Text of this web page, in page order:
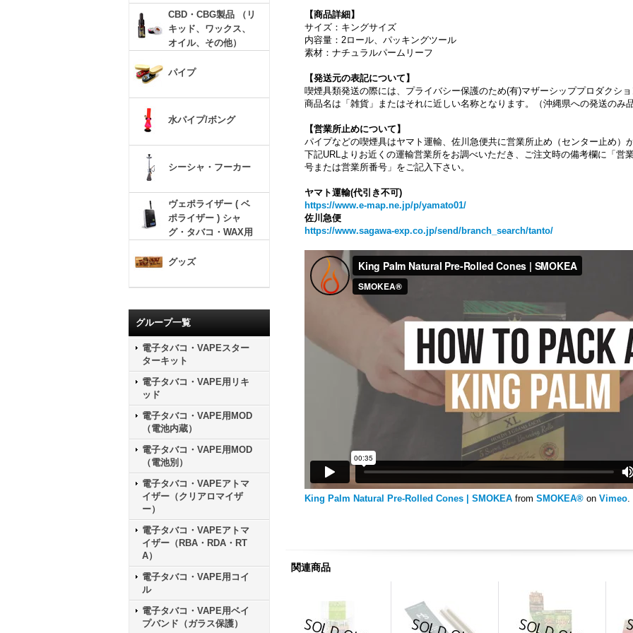
CBD・CBG製品 （リ
キッド、ワックス、
オイル、その他）
パイプ
水パイプ/ボング
シーシャ・フーカー
ヴェポライザー ( ベ
ポライザー ) シャ
グ・タバコ・WAX用
グッズ
グループ一覧
電子タバコ・VAPEスター
ターキット
電子タバコ・VAPE用リキ
ッド
電子タバコ・VAPE用MOD
（電池内蔵）
電子タバコ・VAPE用MOD
（電池別）
電子タバコ・VAPEアトマ
イザー（クリアロマイザ
ー）
電子タバコ・VAPEアトマ
イザー（RBA・RDA・RT
A）
電子タバコ・VAPE用コイ
ル
電子タバコ・VAPE用ベイ
プバンド（ガラス保護）
【商品詳細】
サイズ：キングサイズ
内容量：2ロール、パッキングツール
素材：ナチュラルパームリーフ
【発送元の表記について】
喫煙具類発送の際には、プライバシー保護のため(有)マザーシッププロダクシ
商品名は「雑貨」またはそれに近しい名称となります。（沖縄県への発送のみ
【営業所止めについて】
パイプなどの喫煙具はヤマト運輸、佐川急便共に営業所止め（センター止め）
下記URLよりお近くの運輸営業所をお調べいただき、ご注文時の備考欄に「営
号または営業所番号」をご記入下さい。
ヤマト運輸(代引き不可)
https://www.e-map.ne.jp/p/yamato01/
佐川急便
https://www.sagawa-exp.co.jp/send/branch_search/tanto/
King Palm Natural Pre-Rolled Cones | SMOKEA from SMOKEA® on Vimeo.
関連商品